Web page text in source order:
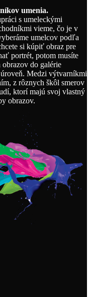
umenia.
s umeleckými
vieme, čo je v
umelcov podľa
si kúpiť obraz pre
portrét, potom musíte
do galérie
Medzi výtvarníkmi
z rôznych škôl smerov
ktorí majú svoj vlastný
obrazov.